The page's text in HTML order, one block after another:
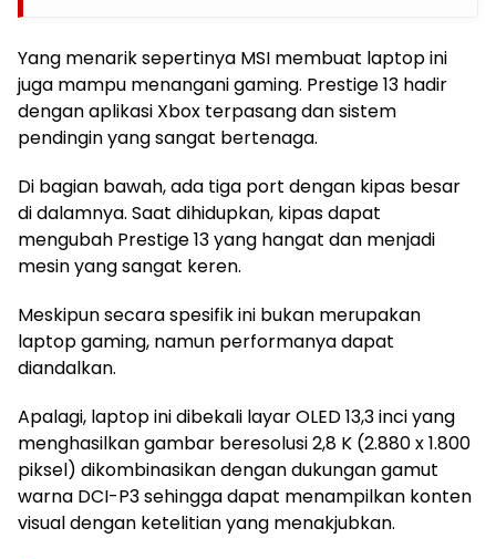
Yang menarik sepertinya MSI membuat laptop ini
juga mampu menangani gaming. Prestige 13 hadir
dengan aplikasi Xbox terpasang dan sistem
pendingin yang sangat bertenaga.
Di bagian bawah, ada tiga port dengan kipas besar
di dalamnya. Saat dihidupkan, kipas dapat
mengubah Prestige 13 yang hangat dan menjadi
mesin yang sangat keren.
Meskipun secara spesifik ini bukan merupakan
laptop gaming, namun performanya dapat
diandalkan.
Apalagi, laptop ini dibekali layar OLED 13,3 inci yang
menghasilkan gambar beresolusi 2,8 K (2.880 x 1.800
piksel) dikombinasikan dengan dukungan gamut
warna DCI-P3 sehingga dapat menampilkan konten
visual dengan ketelitian yang menakjubkan.